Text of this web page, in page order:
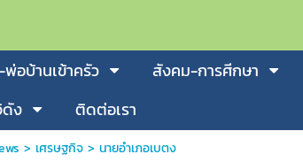
อบ้านเข้าครัว สังคม-การศีกษา
ง ติดต่อเรา
> เศรษฐกิจ> นายอำเภอเบตง